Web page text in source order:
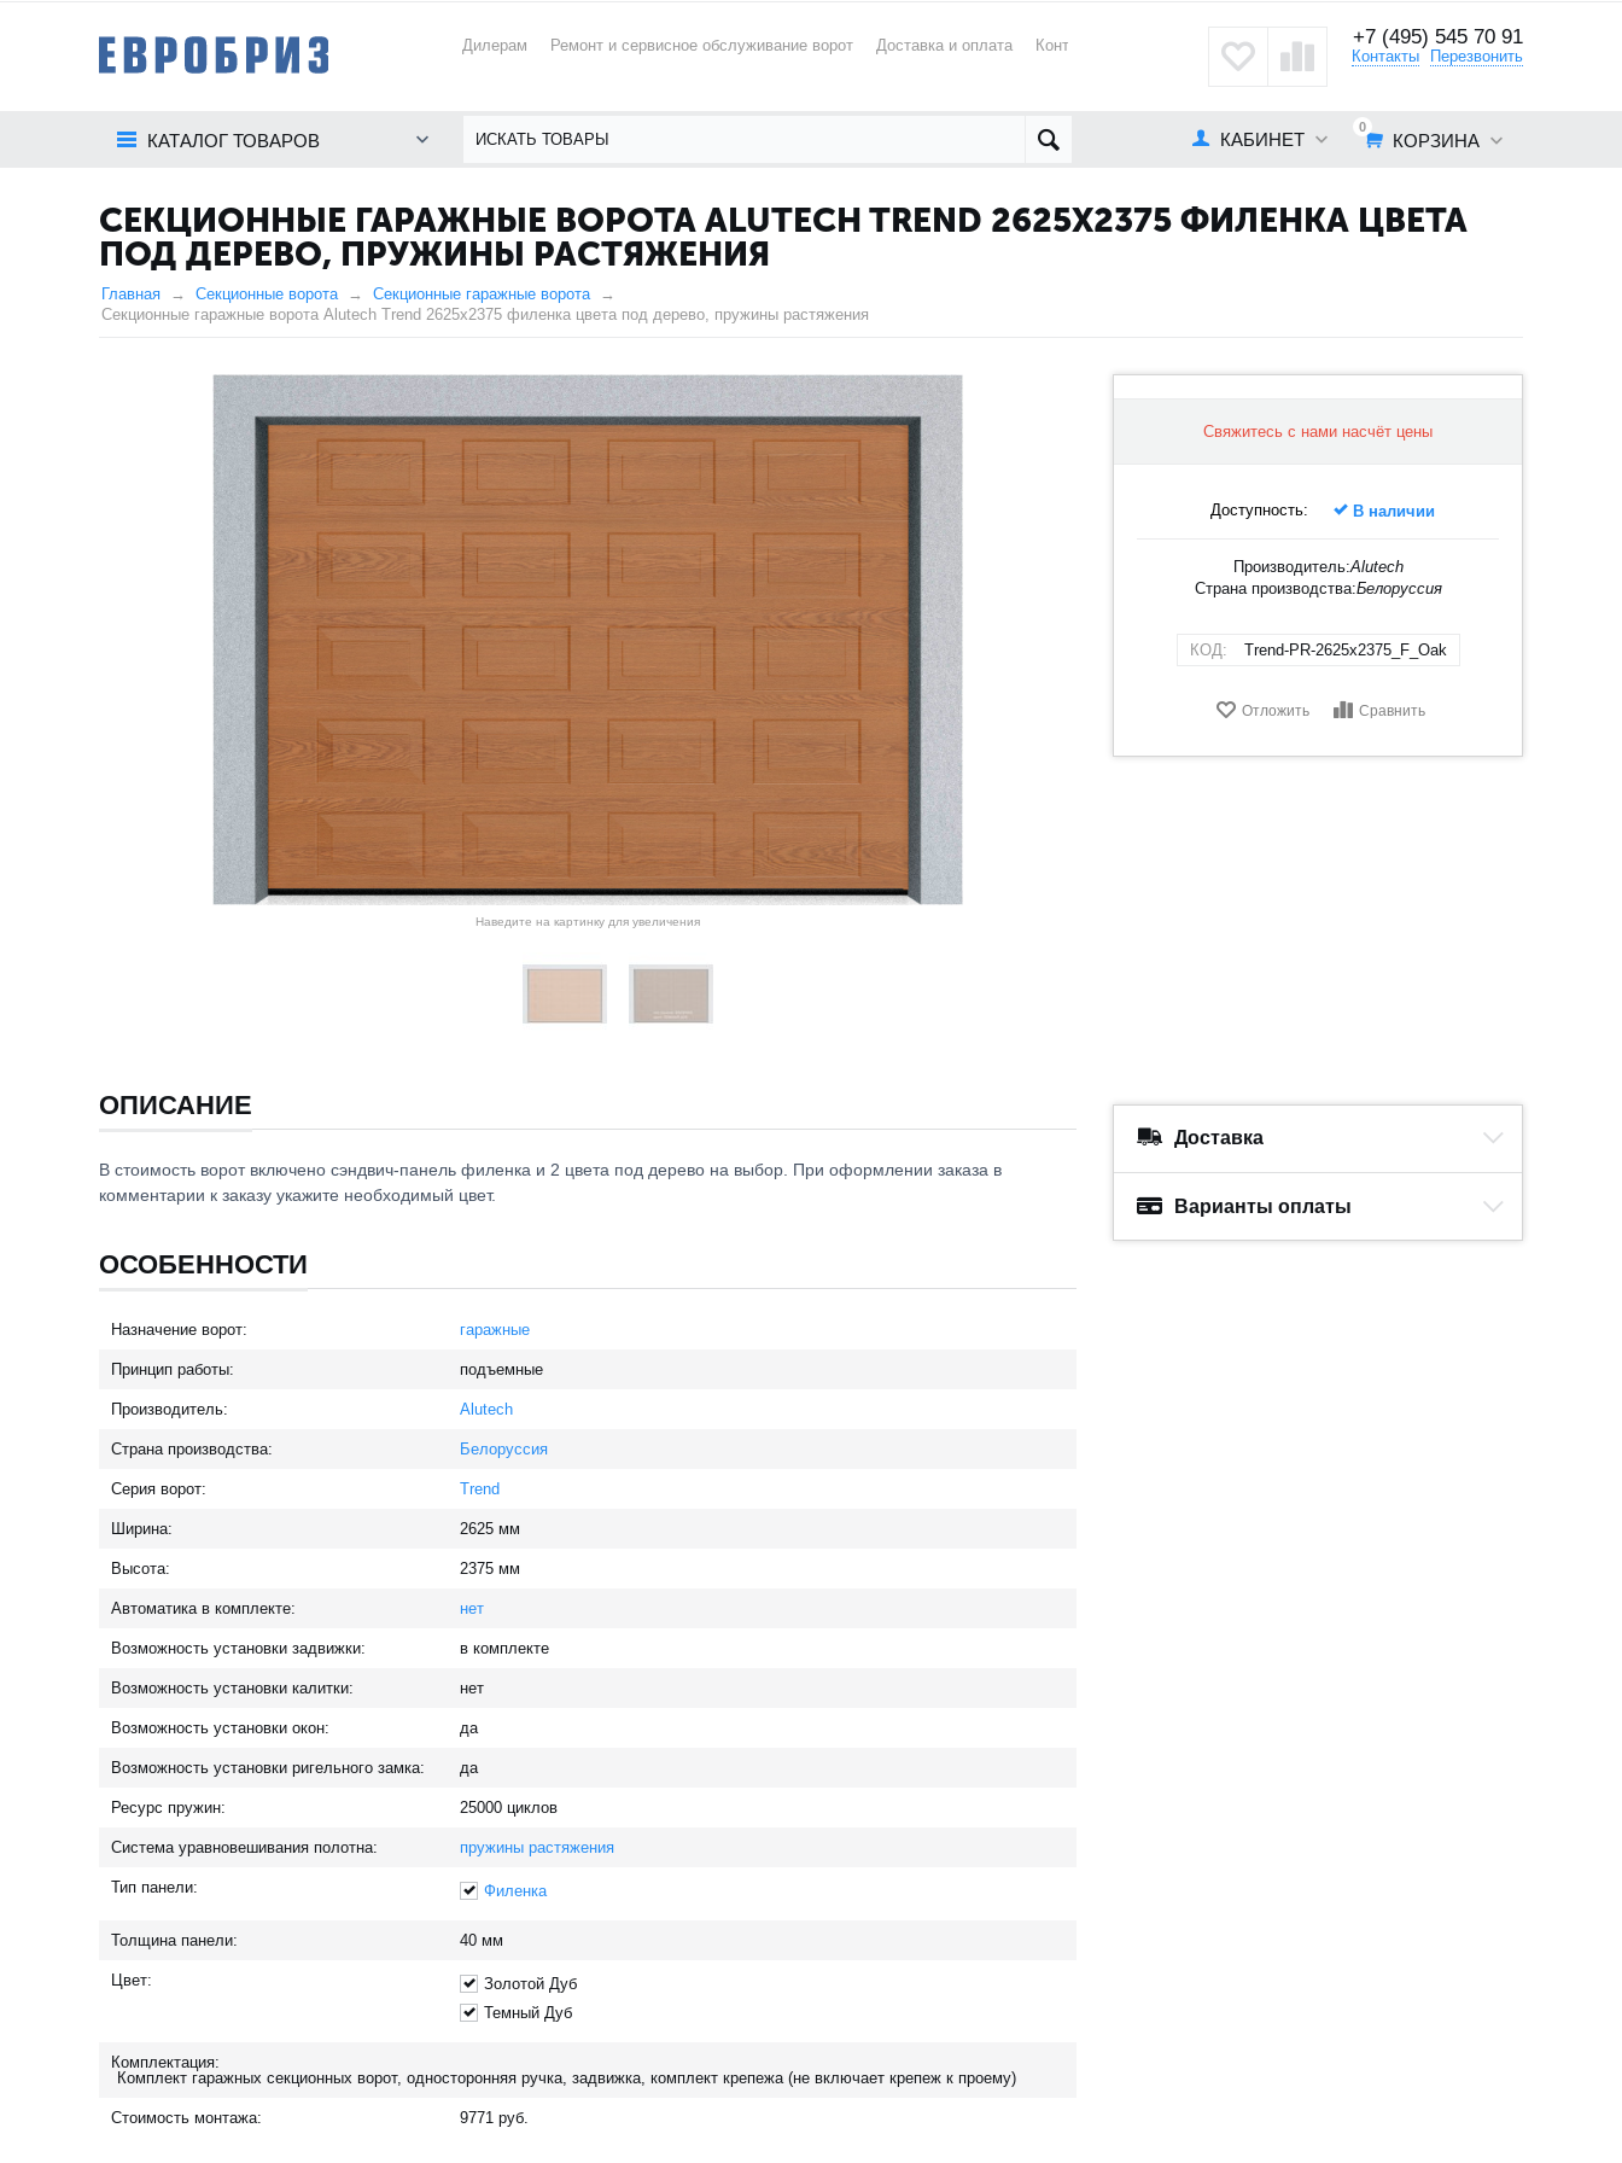
Дилерам Ремонт и сервисное обслуживание ворот Доставка и оплата Контакты +7 (495) 545 70 91
Контакты Перезвонить
КАТАЛОГ ТОВАРОВ
0
КОРЗИНА
КАБИНЕТ
СЕКЦИОННЫЕ ГАРАЖНЫЕ ВОРОТА ALUTECH TREND 2625X2375 ФИЛЕНКА ЦВЕТА
ПОД ДЕРЕВО, ПРУЖИНЫ РАСТЯЖЕНИЯ
Главная Секционные ворота
Секционные гаражные ворота
Секционные гаражные ворота Alutech Trend 2625x2375 филенка цвета под дерево, пружины растяжения
Наведите на картинку для увеличения
Свяжитесь с нами насчёт цены
Доступность: В наличии
Производитель:Alutech
Страна производства:Белоруссия
КОД: Trend-PR-2625х2375_F_Oak
Отложить Сравнить
ОПИСАНИЕ
В стоимость ворот включено сэндвич-панель филенка и 2 цвета под дерево на выбор. При оформлении заказа в
комментарии к заказу укажите необходимый цвет.
ОСОБЕННОСТИ
Назначение ворот: гаражные
Принцип работы: подъемные
Производитель: Alutech
Страна производства: Белоруссия
Серия ворот: Trend
Ширина: 2625 мм
Высота: 2375 мм
Автоматика в комплекте: нет
Возможность установки задвижки: в комплекте
Возможность установки калитки: нет
Возможность установки окон: да
Возможность установки ригельного замка: да
Ресурс пружин: 25000 циклов
Система уравновешивания полотна: пружины растяжения
Тип панели: Филенка
Толщина панели: 40 мм
Цвет:
Золотой Дуб
Темный Дуб
Комплектация:
Комплект гаражных секционных ворот, односторонняя ручка, задвижка, комплект крепежа (не включает крепеж к проему)
Стоимость монтажа: 9771 руб.
Доставка
Варианты оплаты